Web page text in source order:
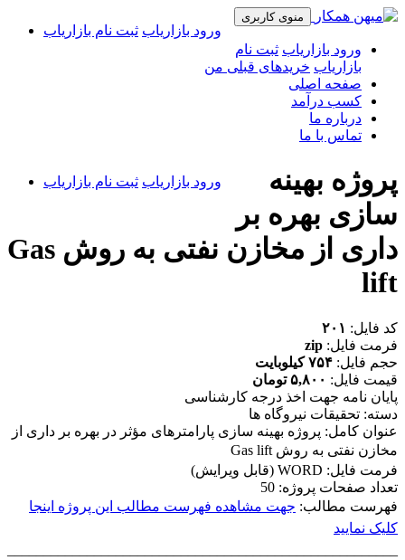
منوی کاربری
ورود بازاریاب ثبت نام بازاریاب
ورود بازاریاب ثبت نام
بازاریاب خریدهای قبلی من
صفحه اصلی
کسب درآمد
درباره ما
تماس با ما
ورود بازاریاب ثبت نام بازاریاب
پروژه بهینه
سازی بهره بر
داری از مخازن نفتی به روش Gas
lift
کد فایل: ۲۰۱
فرمت فایل: zip
حجم فایل: ۷۵۴ کیلوبایت
قیمت فایل: ۵,۸۰۰ تومان
پایان نامه جهت اخذ درجه کارشناسی
دسته: تحقیقات نیروگاه ها
عنوان کامل: پروژه بهینه سازی پارامترهای مؤثر در بهره بر داری از
مخازن نفتی به روش Gas lift
فرمت فایل: WORD (قابل ویرایش)
تعداد صفحات پروژه: 50
فهرست مطالب: جهت مشاهده فهرست مطالب این پروژه اینجا
کلیک نمایید